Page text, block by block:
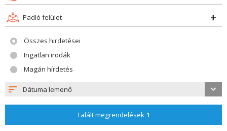
Padló felület
Összes hirdetései
Ingatlan irodák
Magán hírdetés
Dátuma lemenő
Talált megrendelések 1